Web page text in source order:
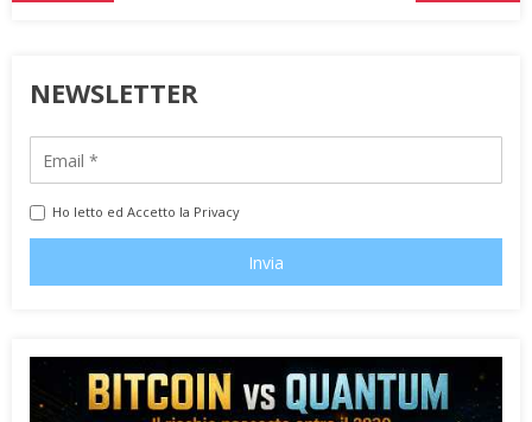
NEWSLETTER
Ho letto ed Accetto la Privacy